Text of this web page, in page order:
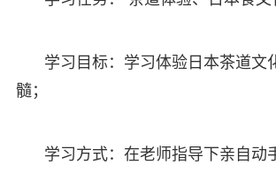
学习目标：学习体验日本茶道文
髓；
学习方式：在老师指导下亲自动